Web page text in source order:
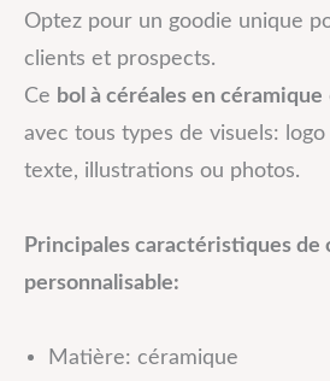
Optez pour un goodie unique
clients et prospects.
Ce bol à céréales en céramique
avec tous types de visuels:
texte, illustrations ou photos.
Principales caractéristiques de
personnalisable:
Matière: céramique